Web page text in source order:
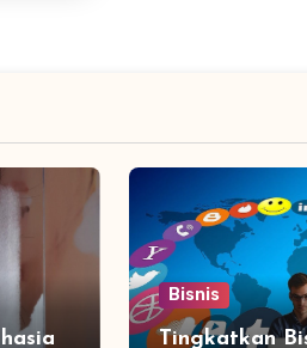
Bisnis
Tingkatkan